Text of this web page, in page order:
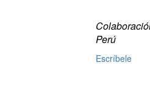
Perú
Escríbele